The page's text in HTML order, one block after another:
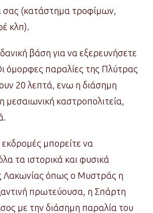
σας (κατάστημα τροφίμων,
κλπ).
βάση για να εξερευνήσετε
όμορφες παραλίες της Πλύτρας
20 λεπτά, ενω η διάσημη
μεσαιωνική καστροπολιτεία,
μπορείτε να
τα ιστορικά και φυσικά
Λακωνίας όπως ο Μυστράς η
πρωτεύουσα, η Σπάρτη
με την διάσημη παραλία του